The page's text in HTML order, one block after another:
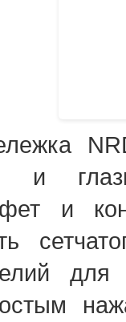
и
и
для